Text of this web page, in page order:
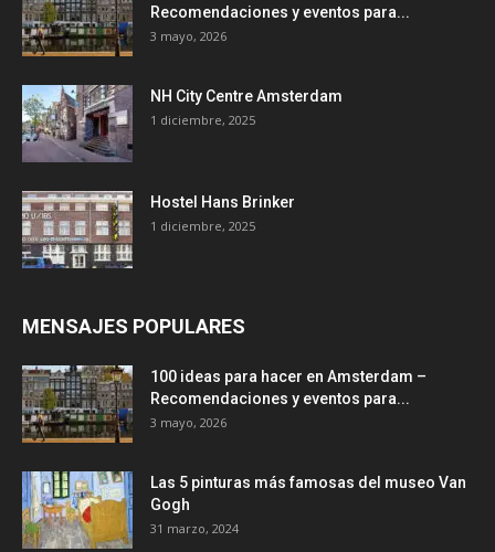
Recomendaciones y eventos para...
3 mayo, 2026
NH City Centre Amsterdam
1 diciembre, 2025
Hostel Hans Brinker
1 diciembre, 2025
MENSAJES POPULARES
100 ideas para hacer en Amsterdam –
Recomendaciones y eventos para...
3 mayo, 2026
Las 5 pinturas más famosas del museo Van
Gogh
31 marzo, 2024